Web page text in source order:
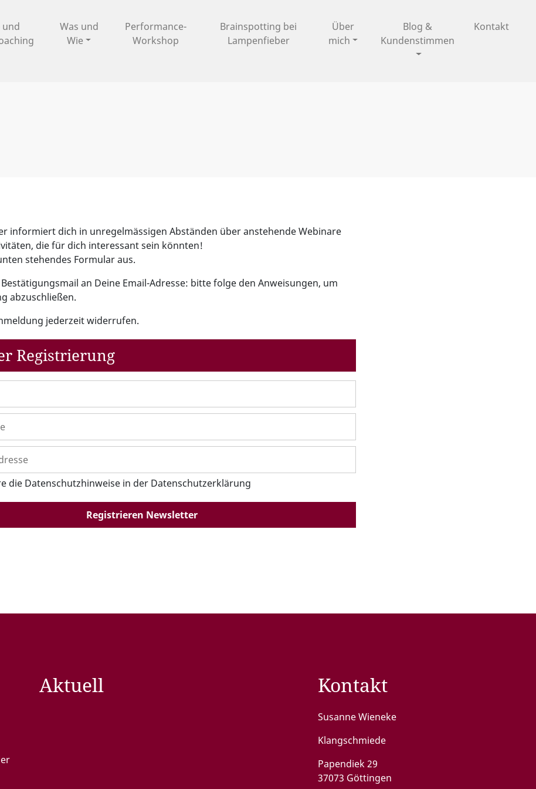
und
Was und
Wie
Performance-
Workshop
Brainspotting bei
Lampenfieber
Über
mich
Blog &
Kundenstimmen
Kontakt
informiert dich in unregelmässigen Abständen über anstehende Webinare
die für dich interessant sein könnten!
stehendes Formular aus.
an Deine Email-Adresse: bitte folge den Anweisungen, um
abzuschließen.
jederzeit widerrufen.
Registrierung
die Datenschutzhinweise in der Datenschutzerklärung
Aktuell Kontakt
Susanne Wieneke
Klangschmiede
Papendiek 29
37073 Göttingen